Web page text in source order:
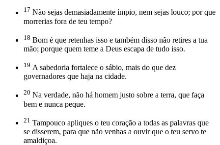
17 Não sejas demasiadamente ímpio, nem sejas louco; por que
morrerias fora de teu tempo?
18 Bom é que retenhas isso e também disso não retires a tua
mão; porque quem teme a Deus escapa de tudo isso.
19 A sabedoria fortalece o sábio, mais do que dez
governadores que haja na cidade.
20 Na verdade, não há homem justo sobre a terra, que faça
bem e nunca peque.
21 Tampouco apliques o teu coração a todas as palavras que
se disserem, para que não venhas a ouvir que o teu servo te
amaldiçoa.